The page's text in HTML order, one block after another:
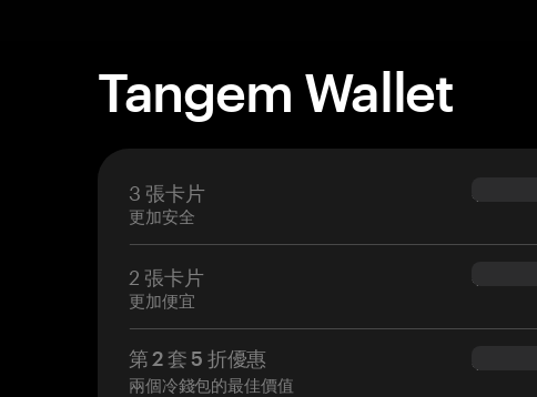
Tangem Wallet
3 張卡片
更加安全
$69.90
2 張卡片
更加便宜
$54.90
第 2 套 5 折優惠
兩個冷錢包的最佳價值
$34.95